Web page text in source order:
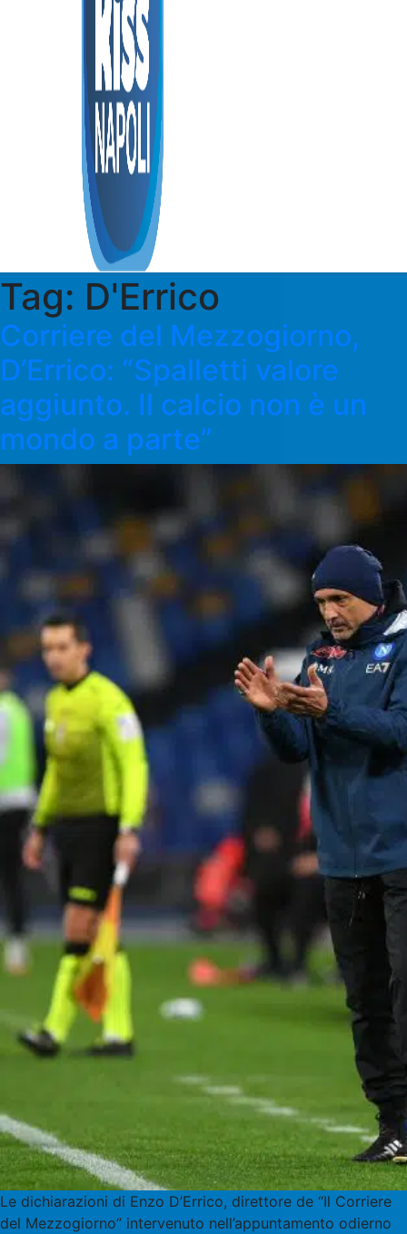
Tag: D'Errico
Corriere del Mezzogiorno,
D’Errico: “Spalletti valore
aggiunto. Il calcio non è un
mondo a parte”
Le dichiarazioni di Enzo D’Errico, direttore de “Il Corriere
del Mezzogiorno” intervenuto nell’appuntamento odierno